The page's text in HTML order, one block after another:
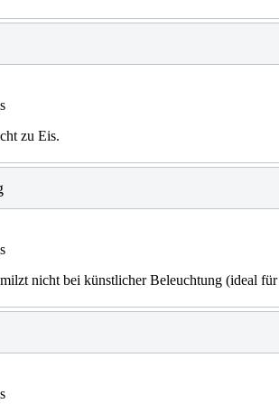
zu Eis.
nicht bei künstlicher Beleuchtung (ideal